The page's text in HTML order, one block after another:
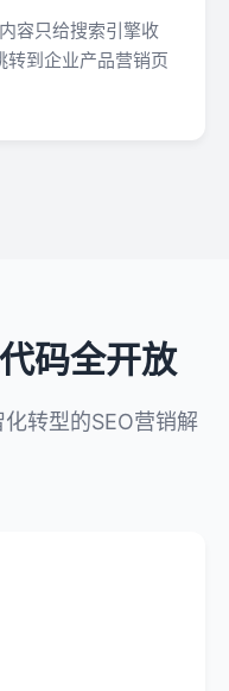
容只给搜索引擎收
转到企业产品营销页
码全开放
转型的SEO营销解